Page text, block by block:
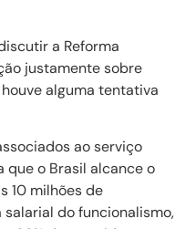
a Reforma
justamente sobre
alguma tentativa
ao serviço
que o Brasil alcance o
10 milhões de
do funcionalismo,